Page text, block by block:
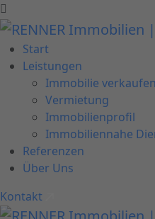
Start
Leistungen
Immobilie verkaufen
Vermietung
Immobilienprofil
Immobiliennahe
Referenzen
Über Uns
Kontakt